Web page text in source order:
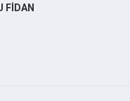
FIDAN